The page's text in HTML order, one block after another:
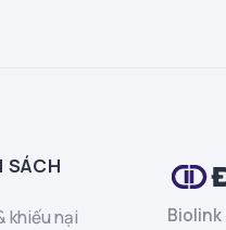
SÁCH
khiếu nại
Biolink